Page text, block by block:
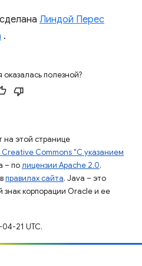
Линдой Перес
.
полезной?
на этой странице
Creative Commons "С указанием
– полицензии Apache 2.0.
правилах сайта. Java – это
знак корпорации Oracle и ее
21 UTC.